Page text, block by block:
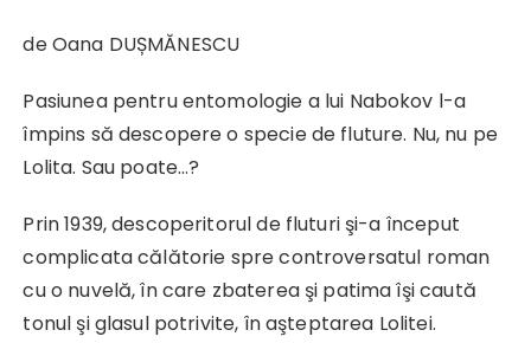
de Oana DUȘMĂNESCU
Pasiunea pentru entomologie a lui Nabokov l-a
împins să descopere o specie de fluture. Nu, nu pe
Lolita. Sau poate…?
Prin 1939, descoperitorul de fluturi şi-a început
complicata călătorie spre controversatul roman
cu o nuvelă, în care zbaterea şi patima îşi caută
tonul şi glasul potrivite, în aşteptarea Lolitei.